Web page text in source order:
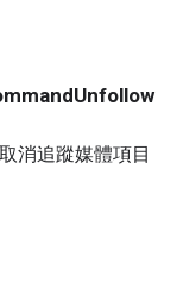
消追蹤媒體項目